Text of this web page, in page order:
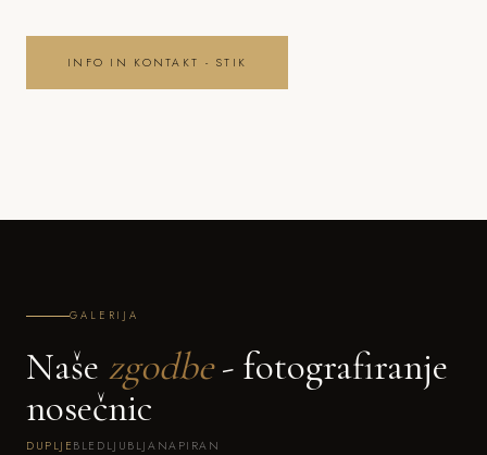
INFO IN KONTAKT - STIK
GALERIJA
Naše zgodbe- fotografiranje
nosečnic
DUPLJE BLED LJUBLJANA PIRAN